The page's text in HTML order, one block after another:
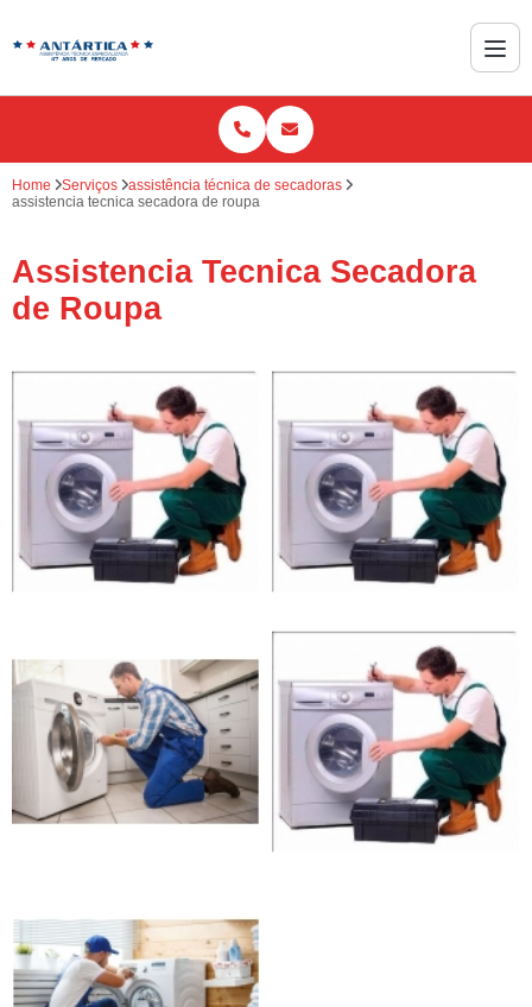
Home Serviços
assistência técnica de secadoras
assistencia tecnica secadora de roupa
Assistencia Tecnica Secadora
de Roupa